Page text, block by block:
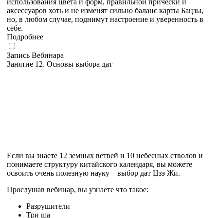
аксессуаров хоть и не изменят сильно баланс карты Бацзы,
но, в любом случае, поднимут настроение и уверенность в
себе.
Подробнее
Запись Вебинара
Занятие 12. Основы выбора дат
Если вы знаете 12 земных ветвей и 10 небесных стволов и
понимаете структуру китайского календаря, вы можете
освоить очень полезную науку – выбор дат Цзэ Жи.
Прослушав вебинар, вы узнаете что такое:
Разрушители
Три ша